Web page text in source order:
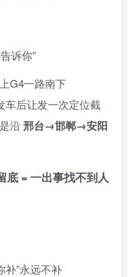
诉你”
G4一路南下
车后让发一次定位截
沿邢台→邯郸→安阳
底 = 一出事找不到人
补”永远不补